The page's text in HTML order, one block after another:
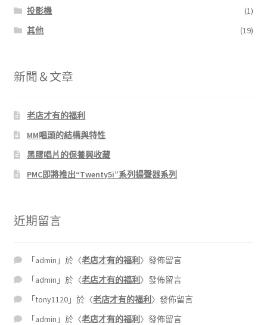
投影機
(1)
其他
(19)
新聞＆文章
老店才有的福利
MM唱頭的結構與特性
黑膠唱片的保養與收藏
PMC即將推出“Twenty5i”系列揚聲器系列
近期留言
「admin 」於〈老店才有的福利 〉發佈留言
「admin 」於〈老店才有的福利 〉發佈留言
「tony1120 」於〈老店才有的福利 〉發佈留言
「admin 」於〈老店才有的福利 〉發佈留言